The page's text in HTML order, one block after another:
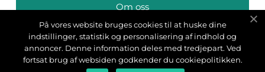
Om oss
Cookies
Kontakta oss
Sitemap
På vores website bruges cookies til at huske dine
indstillinger, statistik og personalisering af indhold og
annoncer. Denne information deles med tredjepart. Ved
fortsat brug af websiden godkender du cookiepolitikken.